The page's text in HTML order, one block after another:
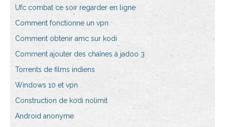
Ufc combat ce soir regarder en ligne
Comment fonctionne un vpn
Comment obtenir amc sur kodi
Comment ajouter des chaînes à jadoo 3
Torrents de films indiens
Windows 10 et vpn
Construction de kodi nolimit
Android anonyme